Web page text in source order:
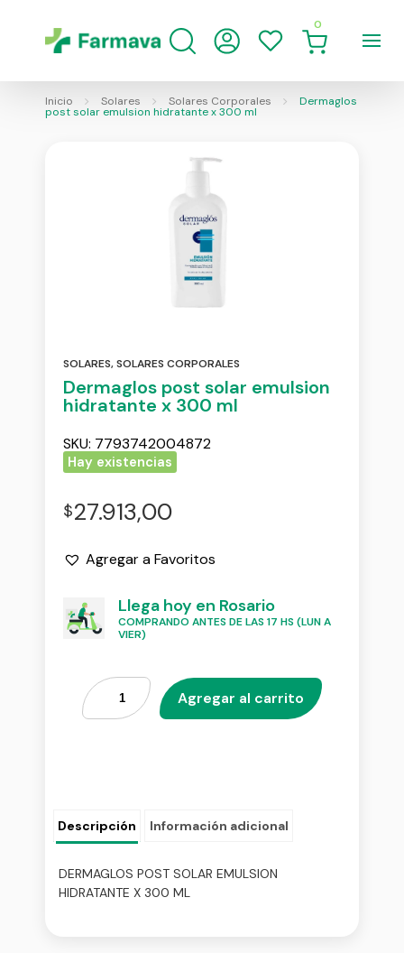
0
Inicio Solares Solares Corporales Dermaglos
post solar emulsion hidratante x 300 ml
SOLARES,SOLARES CORPORALES
Dermaglos post solar emulsion
hidratante x 300 ml
SKU: 7793742004872
Hay existencias
$27.913,00
Agregar a Favoritos
Llega hoy en Rosario
COMPRANDO ANTES DE LAS 17 HS (LUN A
VIER)
Agregar al carrito
Descripción Información adicional
DERMAGLOS POST SOLAR EMULSION
HIDRATANTE X 300 ML